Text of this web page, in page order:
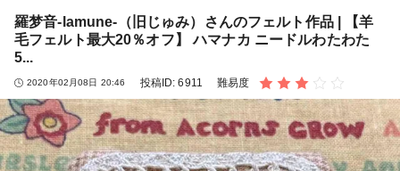
羅梦音-lamune-（旧じゅみ）さんのフェルト作品 | 【羊
毛フェルト最大20％オフ】 ハマナカ ニードルわたわた
5...
2020年02月08日 20:46 投稿ID:6911 難易度